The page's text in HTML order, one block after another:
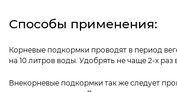
Способы применения:
Корневые подкормки проводят в период
на 10 литров воды. Удобрять не чаще 2-х раз
Внекорневые подкормки так же следует